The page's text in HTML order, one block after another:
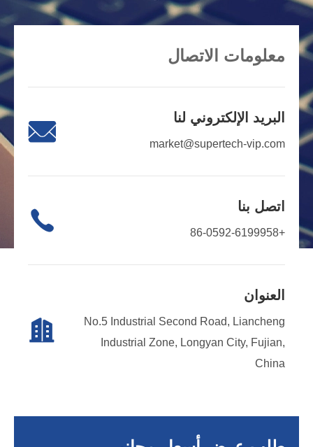
معلومات الاتصال
 البريد الإلكتروني لنا
market@supertech-vip.com
 اتصل بنا
+86-0592-6199958

العنوان
No.5 Industrial Second Road, Liancheng
Industrial Zone, Longyan City, Fujian,
China